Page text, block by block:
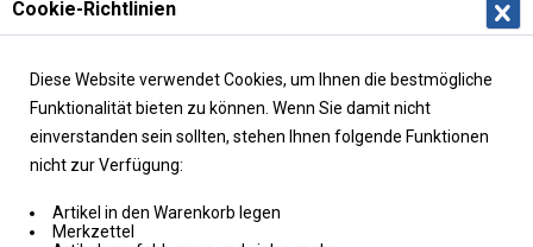
Cookie-Richtlinien
Diese Website verwendet Cookies, um Ihnen die bestmögliche
Funktionalität bieten zu können. Wenn Sie damit nicht
einverstanden sein sollten, stehen Ihnen folgende Funktionen
nicht zur Verfügung:
Artikel in den Warenkorb legen
Merkzettel